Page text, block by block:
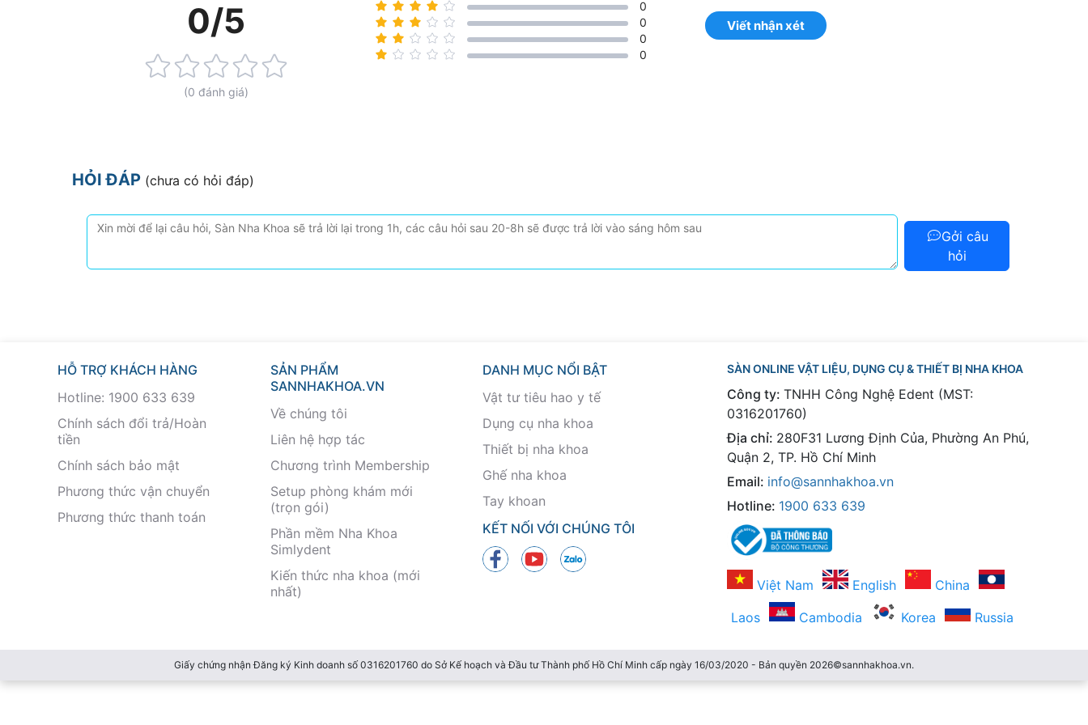
0/5
(0 đánh giá)
0
0
0
0
Viết nhận xét
HỎI ĐÁP (chưa có hỏi đáp)
Gởi câu
hỏi
HỖ TRỢ KHÁCH HÀNG
Hotline: 1900 633 639
Chính sách đổi trả/Hoàn
tiền
Chính sách bảo mật
Phương thức vận chuyển
Phương thức thanh toán
SẢN PHẨM
SANNHAKHOA.VN
Về chúng tôi
Liên hệ hợp tác
Chương trình Membership
Setup phòng khám mới
(trọn gói)
Phần mềm Nha Khoa
Simlydent
Kiến thức nha khoa (mới
nhất)
DANH MỤC NỔI BẬT
Vật tư tiêu hao y tế
Dụng cụ nha khoa
Thiết bị nha khoa
Ghế nha khoa
Tay khoan
KẾT NỐI VỚI CHÚNG TÔI
SÀN ONLINE VẬT LIỆU, DỤNG CỤ & THIẾT BỊ NHA KHOA
Công ty: TNHH Công Nghệ Edent (MST:
0316201760)
Địa chỉ: 280F31 Lương Định Của, Phường An Phú,
Quận 2, TP. Hồ Chí Minh
Email: info@sannhakhoa.vn
Hotline: 1900 633 639
Việt Nam English
China
Laos
Cambodia Korea Russia
Giấy chứng nhận Đăng ký Kinh doanh số 0316201760 do Sở Kế hoạch và Đầu tư Thành phố Hồ Chí Minh cấp ngày 16/03/2020 - Bản quyền 2026©sannhakhoa.vn.